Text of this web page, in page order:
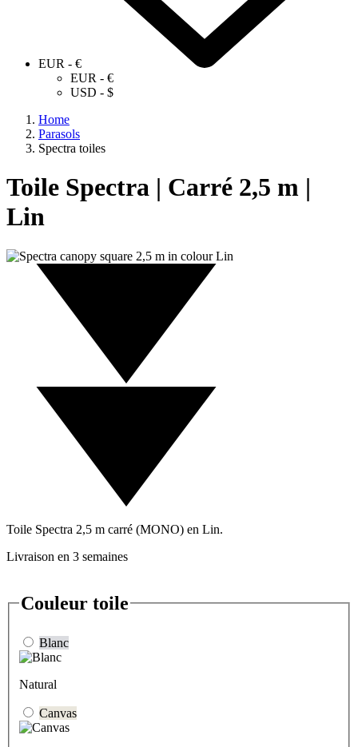
EUR - €
EUR - €
USD - $
Home
Parasols
Spectra toiles
Toile Spectra | Carré 2,5 m |
Lin
Toile Spectra 2,5 m carré (MONO) en Lin.
Livraison en 3 semaines
Couleur toile
Blanc
Natural
Canvas